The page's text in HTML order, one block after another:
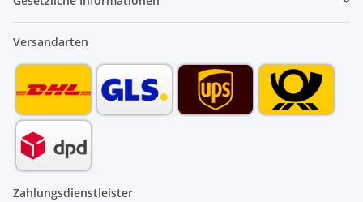
Versandarten
Zahlungsdienstleister